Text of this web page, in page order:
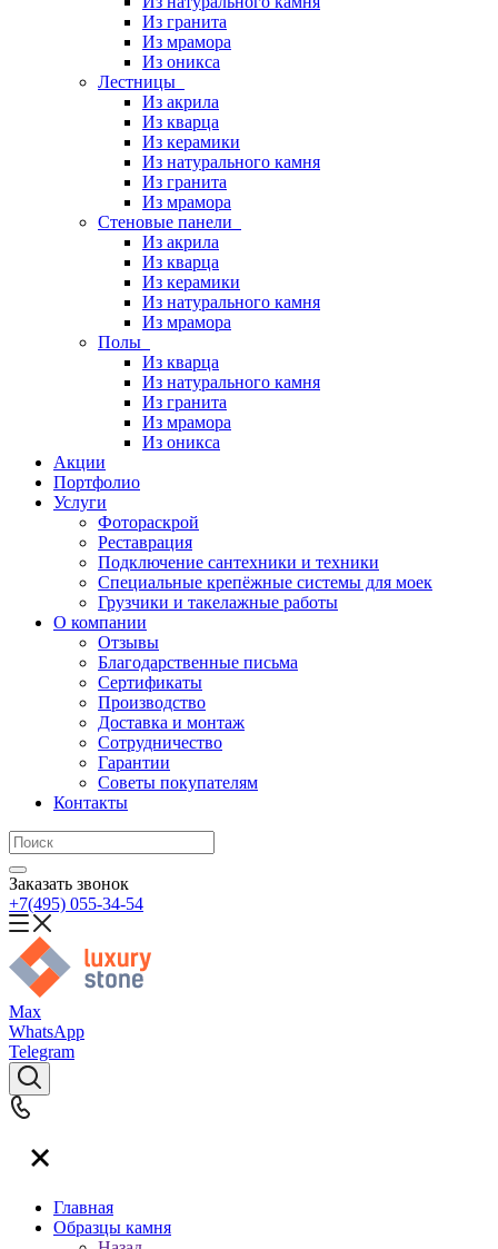
Из гранита
Из мрамора
Из оникса
Лестницы
Из акрила
Из кварца
Из керамики
Из натурального камня
Из гранита
Из мрамора
Стеновые панели
Из акрила
Из кварца
Из керамики
Из натурального камня
Из мрамора
Полы
Из кварца
Из натурального камня
Из гранита
Из мрамора
Из оникса
Акции
Портфолио
Услуги
Фотораскрой
Реставрация
Подключение сантехники и техники
Специальные крепёжные системы для моек
Грузчики и такелажные работы
О компании
Отзывы
Благодарственные письма
Сертификаты
Производство
Доставка и монтаж
Сотрудничество
Гарантии
Советы покупателям
Контакты
Заказать звонок
+7(495) 055-34-54
Max
WhatsApp
Telegram
Главная
Образцы камня